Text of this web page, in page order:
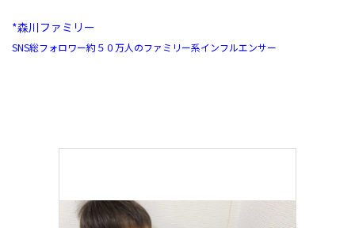
*森川ファミリー
SNS総フォロワー約５０万人のファミリー系インフルエンサー